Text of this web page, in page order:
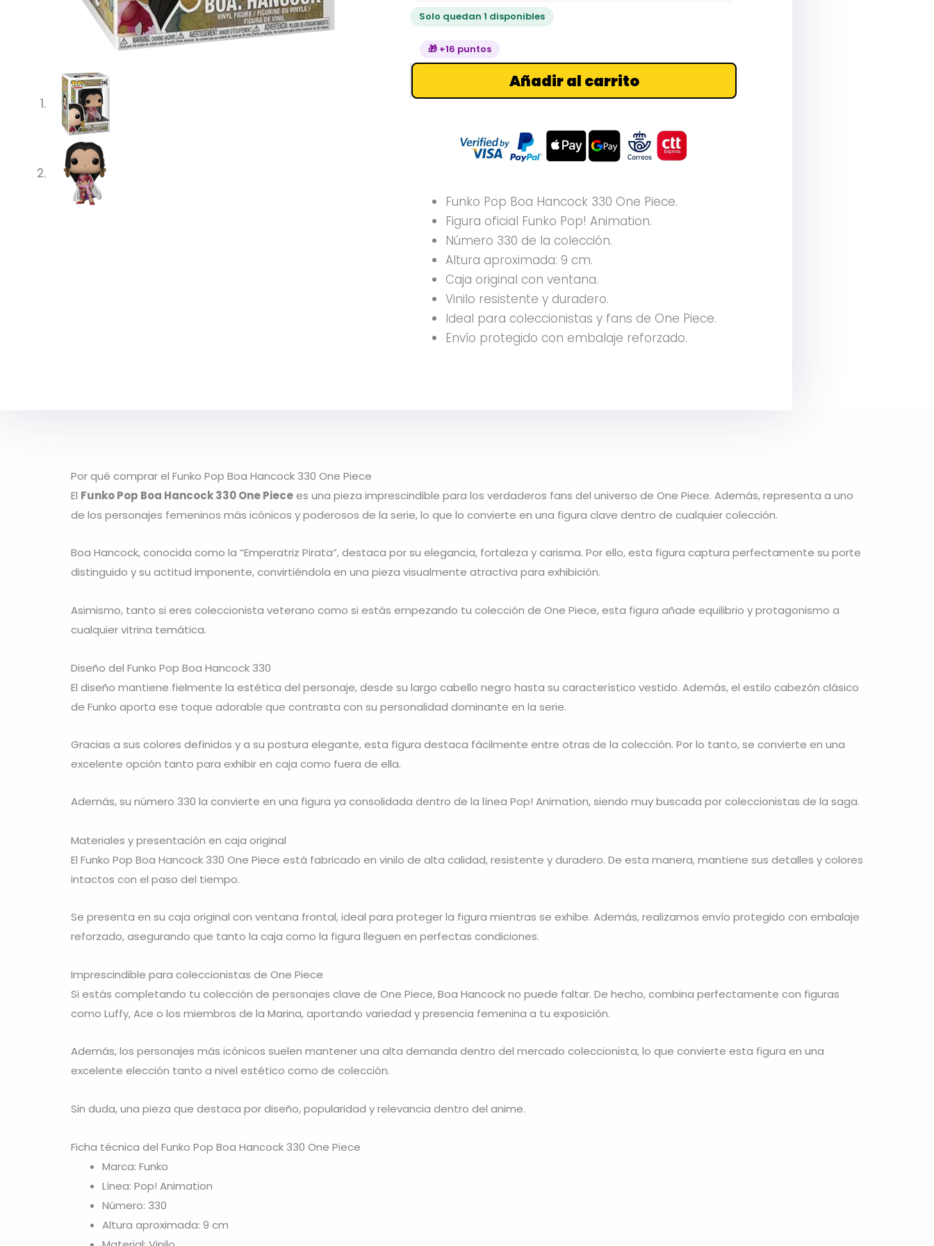
Solo quedan 1 disponibles
🎁 +16 puntos
cantidad
Añadir al carrito
Funko Pop Boa Hancock 330 One Piece.
Figura oficial Funko Pop! Animation.
Número 330 de la colección.
Altura aproximada: 9 cm.
Caja original con ventana.
Vinilo resistente y duradero.
Ideal para coleccionistas y fans de One Piece.
Envío protegido con embalaje reforzado.
Por qué comprar el Funko Pop Boa Hancock 330 One Piece
El Funko Pop Boa Hancock 330 One Piecees una pieza imprescindible para los verdaderos fans del universo de One Piece. Además, representa a uno
de los personajes femeninos más icónicos y poderosos de la serie, lo que lo convierte en una figura clave dentro de cualquier colección.
Boa Hancock, conocida como la “Emperatriz Pirata”, destaca por su elegancia, fortaleza y carisma. Por ello, esta figura captura perfectamente su porte
distinguido y su actitud imponente, convirtiéndola en una pieza visualmente atractiva para exhibición.
Asimismo, tanto si eres coleccionista veterano como si estás empezando tu colección de One Piece, esta figura añade equilibrio y protagonismo a
cualquier vitrina temática.
Diseño del Funko Pop Boa Hancock 330
El diseño mantiene fielmente la estética del personaje, desde su largo cabello negro hasta su característico vestido. Además, el estilo cabezón clásico
de Funko aporta ese toque adorable que contrasta con su personalidad dominante en la serie.
Gracias a sus colores definidos y a su postura elegante, esta figura destaca fácilmente entre otras de la colección. Por lo tanto, se convierte en una
excelente opción tanto para exhibir en caja como fuera de ella.
Además, su número 330 la convierte en una figura ya consolidada dentro de la línea Pop! Animation, siendo muy buscada por coleccionistas de la saga.
Materiales y presentación en caja original
El Funko Pop Boa Hancock 330 One Piece está fabricado en vinilo de alta calidad, resistente y duradero. De esta manera, mantiene sus detalles y colores
intactos con el paso del tiempo.
Se presenta en su caja original con ventana frontal, ideal para proteger la figura mientras se exhibe. Además, realizamos envío protegido con embalaje
reforzado, asegurando que tanto la caja como la figura lleguen en perfectas condiciones.
Imprescindible para coleccionistas de One Piece
Si estás completando tu colección de personajes clave de One Piece, Boa Hancock no puede faltar. De hecho, combina perfectamente con figuras
como Luffy, Ace o los miembros de la Marina, aportando variedad y presencia femenina a tu exposición.
Además, los personajes más icónicos suelen mantener una alta demanda dentro del mercado coleccionista, lo que convierte esta figura en una
excelente elección tanto a nivel estético como de colección.
Sin duda, una pieza que destaca por diseño, popularidad y relevancia dentro del anime.
Ficha técnica del Funko Pop Boa Hancock 330 One Piece
Marca: Funko
Línea: Pop! Animation
Número: 330
Altura aproximada: 9 cm